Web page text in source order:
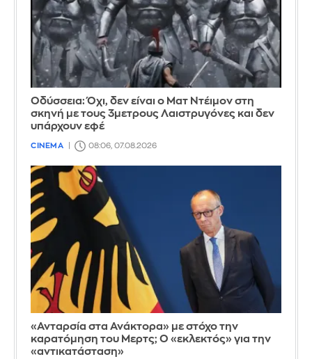
Οδύσσεια: Όχι, δεν είναι ο Ματ Ντέιμον στη
σκηνή με τους 3μετρους Λαιστρυγόνες και δεν
υπάρχουν εφέ
CINEMA 08:06, 07.08.2026
«Ανταρσία στα Ανάκτορα» με στόχο την
καρατόμηση του Μερτς; Ο «εκλεκτός» για την
«αντικατάσταση»